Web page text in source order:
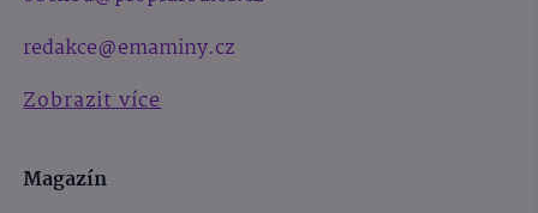
redakce@emaminy.cz
Zobrazit více
Magazín